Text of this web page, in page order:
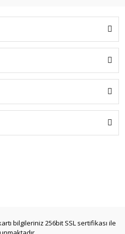
bilgileriniz 256bit SSL sertifikası ile